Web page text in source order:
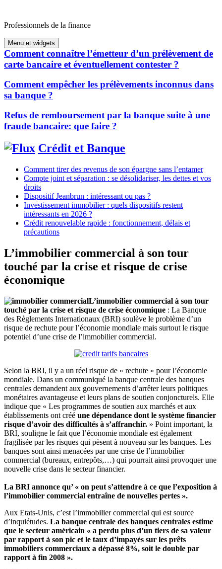
contenu
Professionnels de la finance
Menu et widgets
Comment connaître l’émetteur d’un prélèvement de
carte bancaire et éventuellement contester ?
Comment empêcher les prélèvements inconnus dans
sa banque ?
Refus de remboursement par la banque suite à une
fraude bancaire: que faire ?
Crédit et Banque
Comment tirer des revenus de son épargne sans l’entamer
Compte joint et séparation : se désolidariser, les dettes et vos
droits
Dispositif Jeanbrun : intéressant ou pas ?
Investissement immobilier : quels dispositifs restent
intéressants en 2026 ?
Crédit renouvelable rapide : fonctionnement, délais et
précautions
L’immobilier commercial à son tour
touché par la crise et risque de crise
économique
L’immobilier commercial à son tour
touché par la crise et risque de crise économique : La Banque
des Règlements Internationaux (BRI) soulève le problème d’un
risque de rechute pour l’économie mondiale mais surtout le risque
potentiel d’une crise de l’immobilier commercial.
Selon la BRI, il y a un réel risque de « rechute » pour l’économie
mondiale. Dans un communiqué la banque centrale des banques
centrales demandent aux gouvernements d’arrêter leurs politiques
monétaires avantageuse et leurs plans de soutien conjoncturels. Elle
indique que « Les programmes de soutien aux marchés et aux
établissements ont créé une dépendance dont le système financier
risque d’avoir des difficultés à s’affranchir. » Point important, la
BRI, souligne le fait que l’économie mondiale est également
fragilisée par les risques qui pèsent à nouveau sur les banques. Les
banques sont ainsi menacées par une crise de l’immobilier
commercial (bureaux, entrepôts,…) qui pourrait ainsi provoquer une
nouvelle crise dans le secteur financier.
La BRI annonce qu’ « on peut s’attendre à ce que l’exposition à
l’immobilier commercial entraîne de nouvelles pertes ».
Aux Etats-Unis, c’est l’immobilier commercial qui est source
d’inquiétudes. La banque centrale des banques centrales estime
que le secteur américain « a perdu plus d’un tiers de sa valeur
par rapport à son pic et le taux d’impayés sur les prêts
immobiliers commerciaux a dépassé 8%, soit le double par
rapport à fin 2008 ».